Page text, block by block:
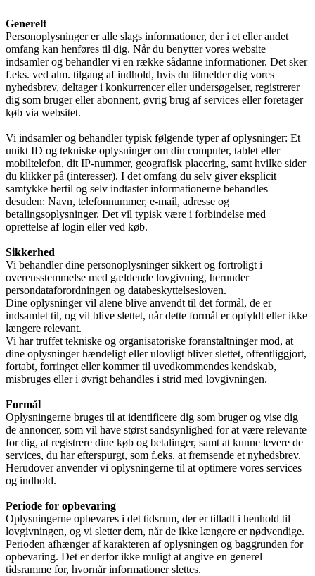
Generelt
Personoplysninger er alle slags informationer, der i et eller andet
omfang kan henføres til dig. Når du benytter vores website
indsamler og behandler vi en række sådanne informationer. Det sker
f.eks. ved alm. tilgang af indhold, hvis du tilmelder dig vores
nyhedsbrev, deltager i konkurrencer eller undersøgelser, registrerer
dig som bruger eller abonnent, øvrig brug af services eller foretager
køb via websitet.
Vi indsamler og behandler typisk følgende typer af oplysninger: Et
unikt ID og tekniske oplysninger om din computer, tablet eller
mobiltelefon, dit IP-nummer, geografisk placering, samt hvilke sider
du klikker på (interesser). I det omfang du selv giver eksplicit
samtykke hertil og selv indtaster informationerne behandles
desuden: Navn, telefonnummer, e-mail, adresse og
betalingsoplysninger. Det vil typisk være i forbindelse med
oprettelse af login eller ved køb.
Sikkerhed
Vi behandler dine personoplysninger sikkert og fortroligt i
overensstemmelse med gældende lovgivning, herunder
persondataforordningen og databeskyttelsesloven.
Dine oplysninger vil alene blive anvendt til det formål, de er
indsamlet til, og vil blive slettet, når dette formål er opfyldt eller ikke
længere relevant.
Vi har truffet tekniske og organisatoriske foranstaltninger mod, at
dine oplysninger hændeligt eller ulovligt bliver slettet, offentliggjort,
fortabt, forringet eller kommer til uvedkommendes kendskab,
misbruges eller i øvrigt behandles i strid med lovgivningen.
Formål
Oplysningerne bruges til at identificere dig som bruger og vise dig
de annoncer, som vil have størst sandsynlighed for at være relevante
for dig, at registrere dine køb og betalinger, samt at kunne levere de
services, du har efterspurgt, som f.eks. at fremsende et nyhedsbrev.
Herudover anvender vi oplysningerne til at optimere vores services
og indhold.
Periode for opbevaring
Oplysningerne opbevares i det tidsrum, der er tilladt i henhold til
lovgivningen, og vi sletter dem, når de ikke længere er nødvendige.
Perioden afhænger af karakteren af oplysningen og baggrunden for
opbevaring. Det er derfor ikke muligt at angive en generel
tidsramme for, hvornår informationer slettes.